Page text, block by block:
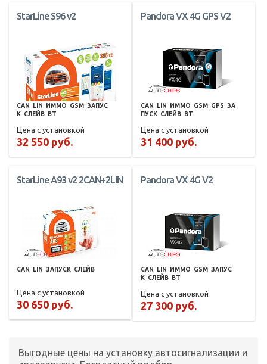
StarLine S96 v2
CAN LIN ИММО GSM ЗАПУС
К СЛЕЙВ BT
Цена с установкой
32 550 руб.
Pandora VX 4G GPS V2
CAN LIN ИММО GSM GPS ЗА
ПУСК СЛЕЙВ BT
Цена с установкой
31 400 руб.
StarLine A93 v2 2CAN+2LIN
CAN LIN ЗАПУСК СЛЕЙВ
Цена с установкой
30 650 руб.
Pandora VX 4G V2
CAN LIN ИММО GSM ЗАПУС
К СЛЕЙВ BT
Цена с установкой
27 300 руб.
Выгодные цены на установку автосигнализации и